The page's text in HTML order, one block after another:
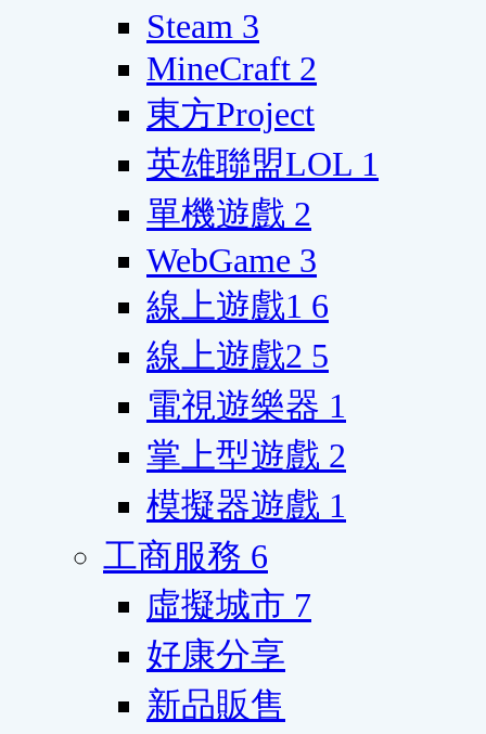
Steam 3
MineCraft 2
東方Project
英雄聯盟LOL 1
單機遊戲 2
WebGame 3
線上遊戲1 6
線上遊戲2 5
電視遊樂器 1
掌上型遊戲 2
模擬器遊戲 1
工商服務 6
虛擬城市 7
好康分享
新品販售